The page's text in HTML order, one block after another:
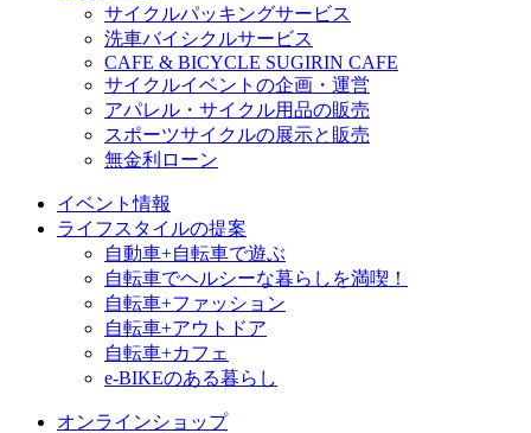
サイクルパッキングサービス
洗車バイシクルサービス
CAFE & BICYCLE SUGIRIN CAFE
サイクルイベントの企画・運営
アパレル・サイクル用品の販売
スポーツサイクルの展示と販売
無金利ローン
イベント情報
ライフスタイルの提案
自動車+自転車で遊ぶ
自転車でヘルシーな暮らしを満喫！
自転車+ファッション
自転車+アウトドア
自転車+カフェ
e-BIKEのある暮らし
オンラインショップ